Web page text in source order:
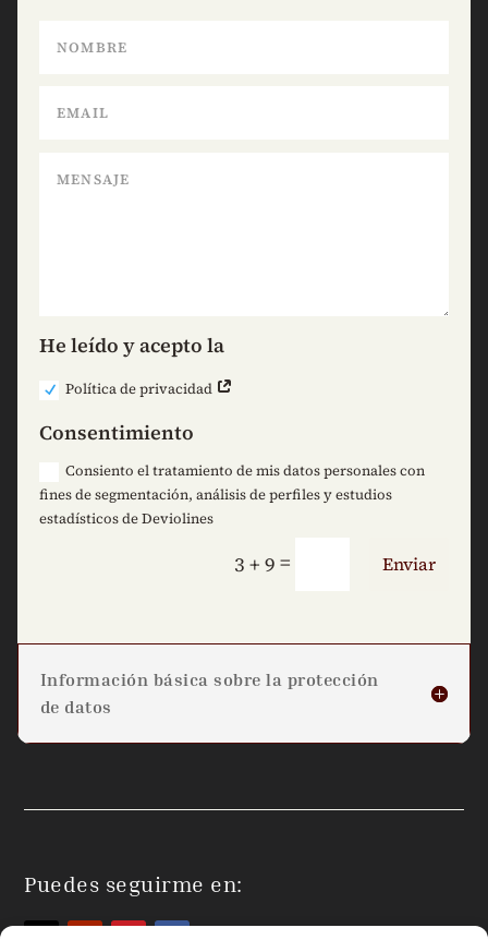
He leído y acepto la
Política de privacidad
Consentimiento
Consiento el tratamiento de mis datos personales con
fines de segmentación, análisis de perfiles y estudios
estadísticos de Deviolines
3 + 9 = Enviar
Información básica sobre la protección
de datos
Puedes seguirme en: